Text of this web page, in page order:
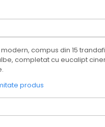
compus din 15
completat cu eucalipt
produs